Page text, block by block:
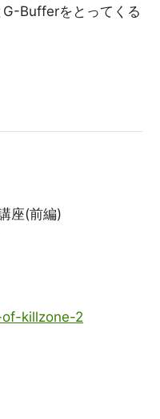
Bufferをとってくる
座(前編)
killzone-2